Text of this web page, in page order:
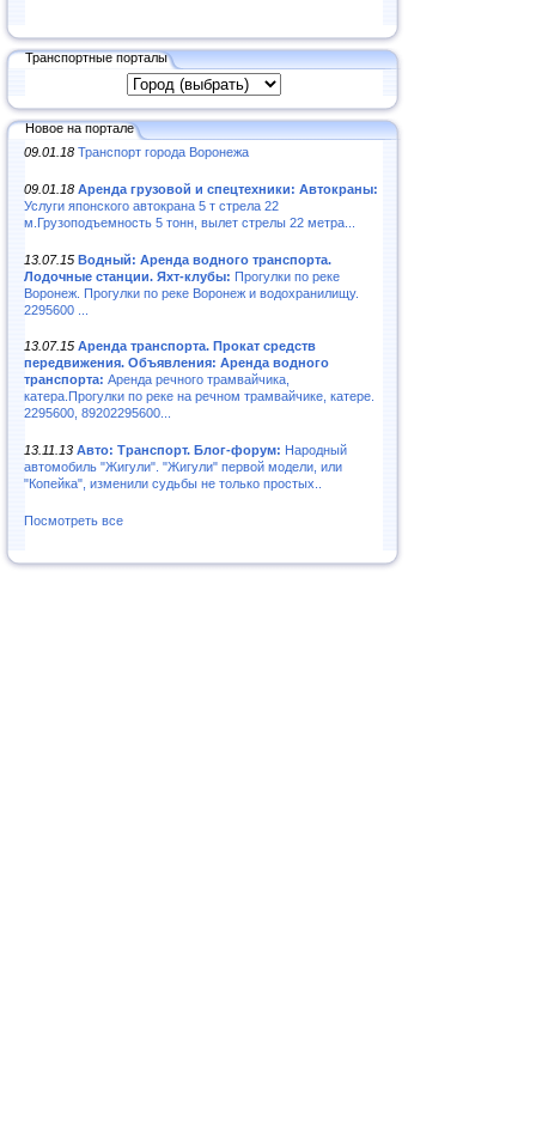
Транспортные порталы
Новое на портале
09.01.18 Транспорт города Воронежа
09.01.18 Аренда грузовой и спецтехники: Автокраны:
Услуги японского автокрана 5 т стрела 22
м.Грузоподъемность 5 тонн, вылет стрелы 22 метра...
13.07.15 Водный: Аренда водного транспорта.
Лодочные станции. Яхт-клубы: Прогулки по реке
Воронеж. Прогулки по реке Воронеж и водохранилищу.
2295600 ...
13.07.15 Аренда транспорта. Прокат средств
передвижения. Объявления: Аренда водного
транспорта: Аренда речного трамвайчика,
катера.Прогулки по реке на речном трамвайчике, катере.
2295600, 89202295600...
13.11.13 Авто: Транспорт. Блог-форум: Народный
автомобиль "Жигули". "Жигули" первой модели, или
"Копейка", изменили судьбы не только простых..
Посмотреть все